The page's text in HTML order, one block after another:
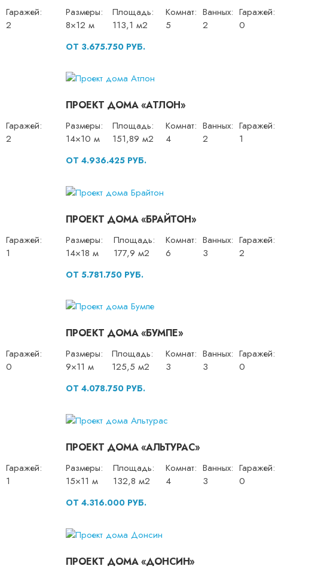
Гаражей:
2
Размеры:
8×12 м
Площадь:
113,1 м2
Комнат:
5
Ванных:
2
Гаражей:
0
ОТ 3.675.750 РУБ.
Гаражей:
2
ПРОЕКТ ДОМА «АТЛОН»
Размеры:
14×10 м
Площадь:
151,89 м2
Комнат:
4
Ванных:
2
Гаражей:
1
ОТ 4.936.425 РУБ.
Гаражей:
1
ПРОЕКТ ДОМА «БРАЙТОН»
Размеры:
14×18 м
Площадь:
177,9 м2
Комнат:
6
Ванных:
3
Гаражей:
2
ОТ 5.781.750 РУБ.
Гаражей:
0
ПРОЕКТ ДОМА «БУМПЕ»
Размеры:
9×11 м
Площадь:
125,5 м2
Комнат:
3
Ванных:
3
Гаражей:
0
ОТ 4.078.750 РУБ.
Гаражей:
1
ПРОЕКТ ДОМА «АЛЬТУРАС»
Размеры:
15×11 м
Площадь:
132,8 м2
Комнат:
4
Ванных:
3
Гаражей:
0
ОТ 4.316.000 РУБ.
ПРОЕКТ ДОМА «ДОНСИН»